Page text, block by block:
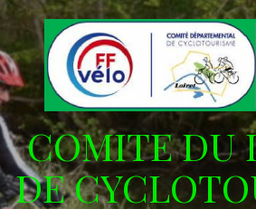
COMITE DU
DE